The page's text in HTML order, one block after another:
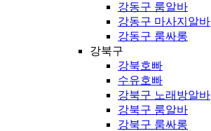
강동구 룸알바
강동구 마사지알바
강동구 룸싸롱
강북구
강북호빠
수유호빠
강북구 노래방알바
강북구 룸알바
강북구 룸싸롱